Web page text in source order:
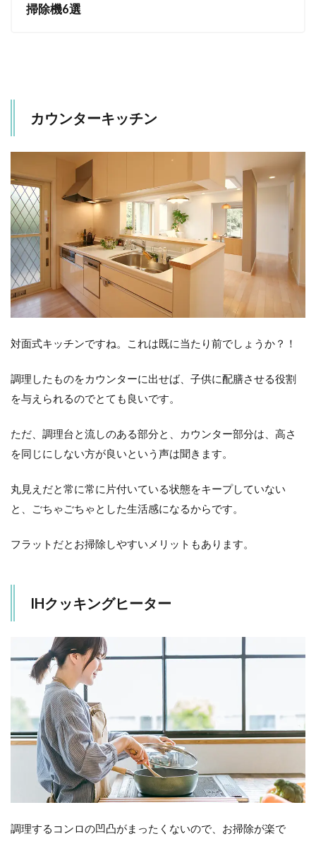
掃除機6選
カウンターキッチン
対面式キッチンですね。これは既に当たり前でしょうか？！
調理したものをカウンターに出せば、子供に配膳させる役割
を与えられるのでとても良いです。
ただ、調理台と流しのある部分と、カウンター部分は、高さ
を同じにしない方が良いという声は聞きます。
丸見えだと常に常に片付いている状態をキープしていない
と、ごちゃごちゃとした生活感になるからです。
フラットだとお掃除しやすいメリットもあります。
IHクッキングヒーター
調理するコンロの凹凸がまったくないので、お掃除が楽で